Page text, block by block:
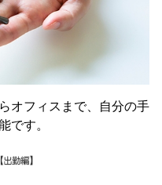
オフィスまで、自分の手
です。